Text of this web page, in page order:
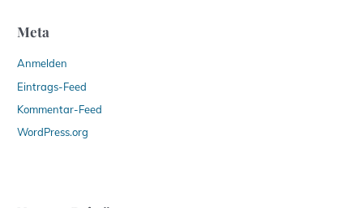
Meta
Anmelden
Eintrags-Feed
Kommentar-Feed
WordPress.org